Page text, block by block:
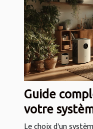
Guide
votre
idéal